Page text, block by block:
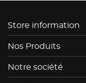
Store information
Nos Produits
Notre société